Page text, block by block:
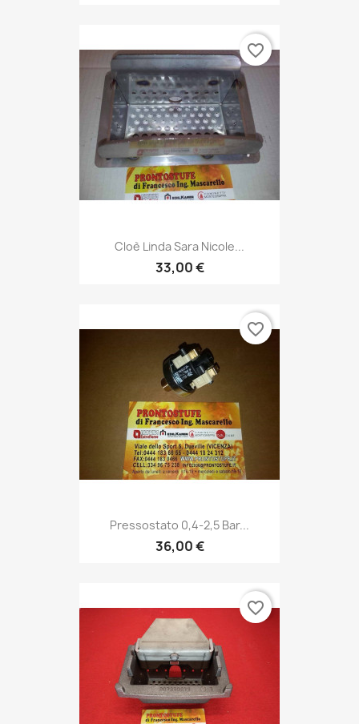
Cloè Linda Sara Nicole...
33,00 €
favorite_border
Pressostato 0,4-2,5 Bar...
36,00 €
favorite_border
favorite_border